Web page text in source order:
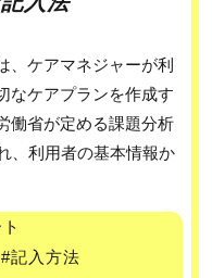
なケアプランを作成す
働省が定める課題分析
、利用者の基本情報か
#記入方法